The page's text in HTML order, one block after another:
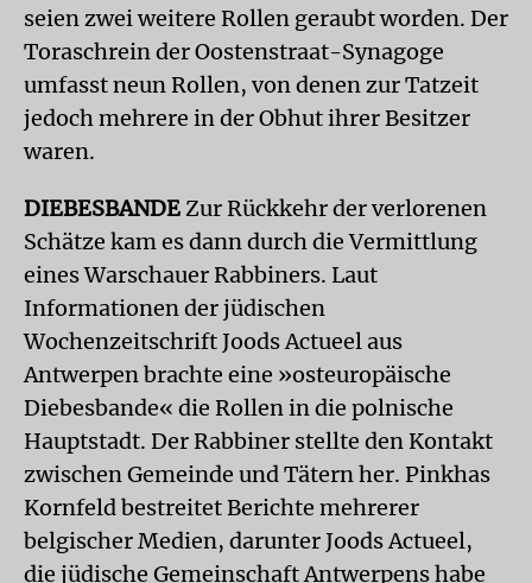
seien zwei weitere Rollen geraubt worden. Der
Toraschrein der Oostenstraat-Synagoge
umfasst neun Rollen, von denen zur Tatzeit
jedoch mehrere in der Obhut ihrer Besitzer
waren.
DIEBESBANDEZur Rückkehr der verlorenen
Schätze kam es dann durch die Vermittlung
eines Warschauer Rabbiners. Laut
Informationen der jüdischen
Wochenzeitschrift Joods Actueel aus
Antwerpen brachte eine »osteuropäische
Diebesbande« die Rollen in die polnische
Hauptstadt. Der Rabbiner stellte den Kontakt
zwischen Gemeinde und Tätern her. Pinkhas
Kornfeld bestreitet Berichte mehrerer
belgischer Medien, darunter Joods Actueel,
die jüdische Gemeinschaft Antwerpens habe